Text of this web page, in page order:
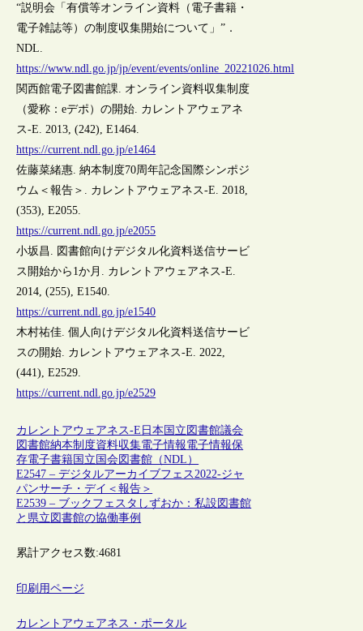
“説明会「有償等オンライン資料（電子書籍・
電子雑誌等）の制度収集開始について」”．
NDL.
https://www.ndl.go.jp/jp/event/events/online_20221026.html
関西館電子図書館課. オンライン資料収集制度
（愛称：eデポ）の開始. カレントアウェアネ
ス-E. 2013, (242), E1464.
https://current.ndl.go.jp/e1464
佐藤菜緒惠. 納本制度70周年記念国際シンポジ
ウム＜報告＞. カレントアウェアネス-E. 2018,
(353), E2055.
https://current.ndl.go.jp/e2055
小坂昌. 図書館向けデジタル化資料送信サービ
ス開始から1か月. カレントアウェアネス-E.
2014, (255), E1540.
https://current.ndl.go.jp/e1540
木村祐佳. 個人向けデジタル化資料送信サービ
スの開始. カレントアウェアネス-E. 2022,
(441), E2529.
https://current.ndl.go.jp/e2529
カレントアウェアネス-E 日本 国立図書館議会
図書館納本制度資料収集電子情報電子情報保
存電子書籍国立国会図書館（NDL）
E2547 – デジタルアーカイブフェス2022-ジャ
パンサーチ・デイ＜報告＞
E2539 – ブックフェスタしずおか：私設図書館
と県立図書館の協働事例
累計アクセス数:4681
印刷用ページ
カレントアウェアネス・ポータル